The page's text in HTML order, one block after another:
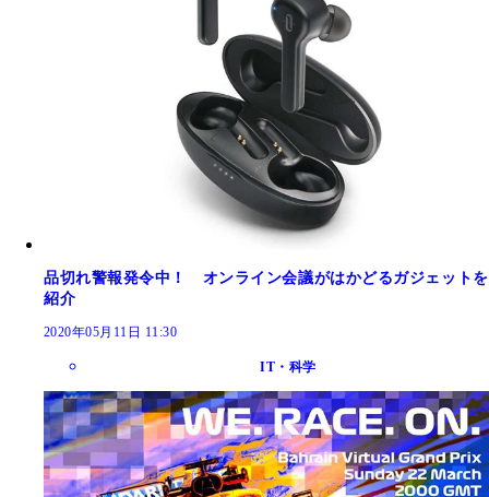
品切れ警報発令中！ オンライン会議がはかどるガジェットを
紹介
2020年05月11日 11:30
IT・科学